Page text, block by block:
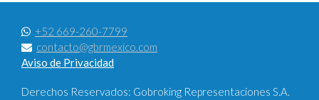
+52 669-260-7799
contacto@gbrmexico.com
Aviso de Privacidad
Derechos Reservados: Gobroking Representaciones S.A.